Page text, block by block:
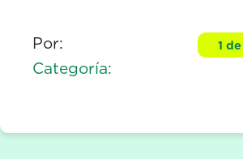
Por: 1
Categoría: